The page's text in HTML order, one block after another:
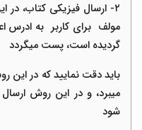
٢- ارسال فیزیکی کتاب، در
مولف برای کاربر به ادرس
گردیده است، پست میگردد
باید دقت نمایید که در این
میبرد، و در این روش
شود